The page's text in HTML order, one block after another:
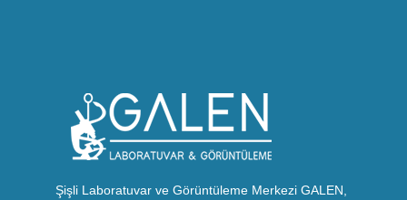
Şişli Laboratuvar ve Görüntüleme Merkezi GALEN,